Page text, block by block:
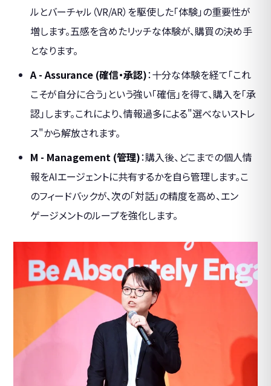
ルとバーチャル（VR/AR）を駆使した「体験」の重要性が
増します。五感を含めたリッチな体験が、購買の決め手
となります。
A - Assurance (確信・承認)：十分な体験を経て「これ
こそが自分に合う」という強い「確信」を得て、購入を「承
認」します。これにより、情報過多による"選べないストレ
ス"から解放されます。
M - Management (管理)：購入後、どこまでの個人情
報をAIエージェントに共有するかを自ら管理します。こ
のフィードバックが、次の「対話」の精度を高め、エン
ゲージメントのループを強化します。